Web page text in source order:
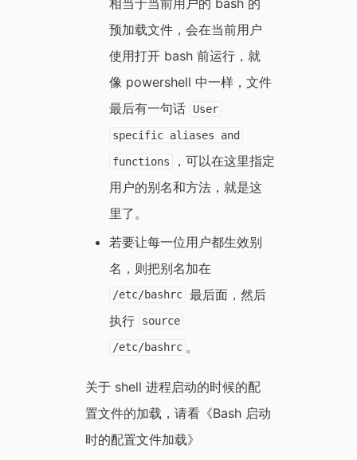
相当于当前用户的 bash 的
预加载文件，会在当前用户
使用打开 bash 前运行，就
像 powershell 中一样，文件
最后有一句话
User
specific aliases and
functions
，可以在这里指定
用户的别名和方法，就是这
里了。
若要让每一位用户都生效别
名，则把别名加在
/etc/bashrc 最后面，然后
执行
source
/etc/bashrc 。
关于 shell 进程启动的时候的配
置文件的加载，请看《Bash 启动
时的配置文件加载》